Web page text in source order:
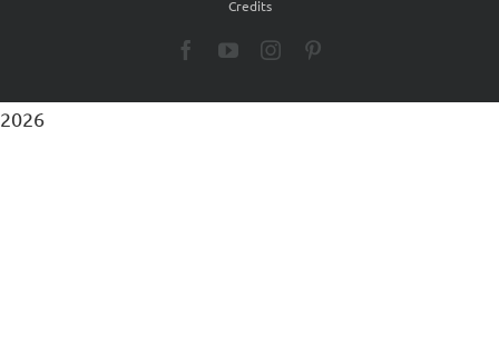
Credits
FacebookYouTubeInstagram
2026